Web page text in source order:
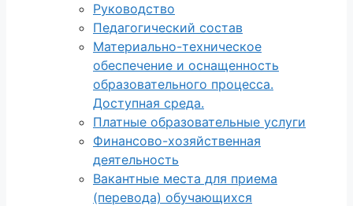
Руководство
Педагогический состав
Материально-техническое
обеспечение и оснащенность
образовательного процесса.
Доступная среда.
Платные образовательные услуги
Финансово-хозяйственная
деятельность
Вакантные места для приема
(перевода) обучающихся